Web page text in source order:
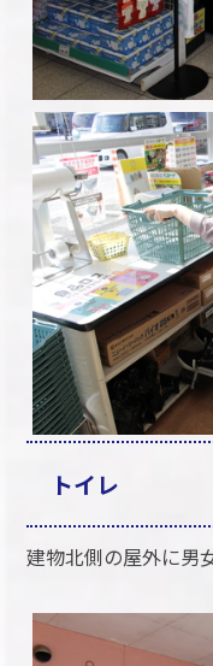
トイレ
建物北側の屋外に男